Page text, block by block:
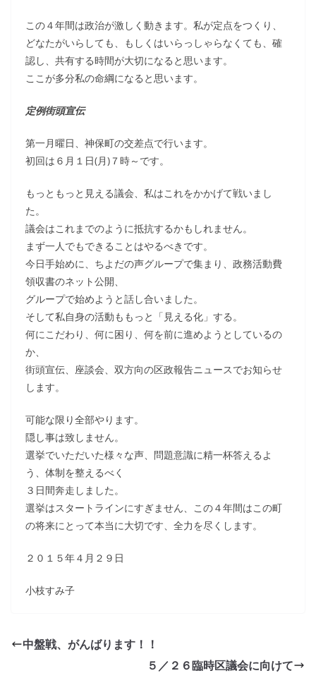
この４年間は政治が激しく動きます。私が定点をつくり、
どなたがいらしても、もしくはいらっしゃらなくても、確
認し、共有する時間が大切になると思います。
ここが多分私の命綱になると思います。
定例街頭宣伝
第一月曜日、神保町の交差点で行います。
初回は６月１日(月)７時～です。
もっともっと見える議会、私はこれをかかげて戦いまし
た。
議会はこれまでのように抵抗するかもしれません。
まず一人でもできることはやるべきです。
今日手始めに、ちよだの声グループで集まり、政務活動費
領収書のネット公開、
グループで始めようと話し合いました。
そして私自身の活動ももっと「見える化」する。
何にこだわり、何に困り、何を前に進めようとしているの
か、
街頭宣伝、座談会、双方向の区政報告ニュースでお知らせ
します。
可能な限り全部やります。
隠し事は致しません。
選挙でいただいた様々な声、問題意識に精一杯答えるよ
う、体制を整えるべく
３日間奔走しました。
選挙はスタートラインにすぎません、この４年間はこの町
の将来にとって本当に大切です、全力を尽くします。
２０１５年４月２９日
小枝すみ子
中盤戦、がんばります！！
５／２６臨時区議会に向けて